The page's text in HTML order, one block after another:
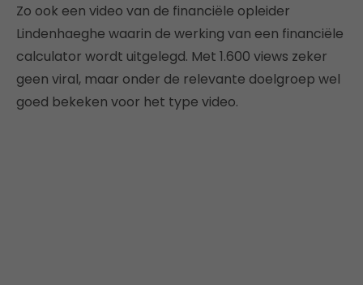
Zo ook een video van de financiële opleider
Lindenhaeghe waarin de werking van een financiële
calculator wordt uitgelegd. Met 1.600 views zeker
geen viral, maar onder de relevante doelgroep wel
goed bekeken voor het type video.